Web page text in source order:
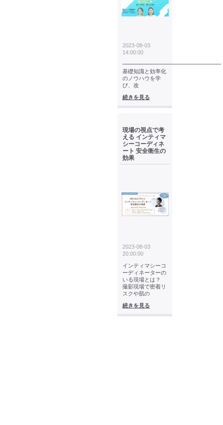
2023-08-03
14:00:00
━━━━━━━━━━━━━━━━━━
基礎知識と効率化
のノウハウを学
び、改
続きを見る
現場の視点で考
える インティマ
シーコーディネ
ート 安全衛生の
効果
2023-08-03
20:00:00
インティマシーコ
ーディネーターの
いる現場とは？
撮影現場で密着リ
スクや肌の
続きを見る